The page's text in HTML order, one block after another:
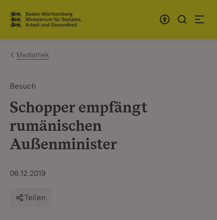
Zum Inhalt springen
Link zur Startseite
Mediathek
Besuch
Schopper empfängt
rumänischen
Außenminister
06.12.2019
Teilen